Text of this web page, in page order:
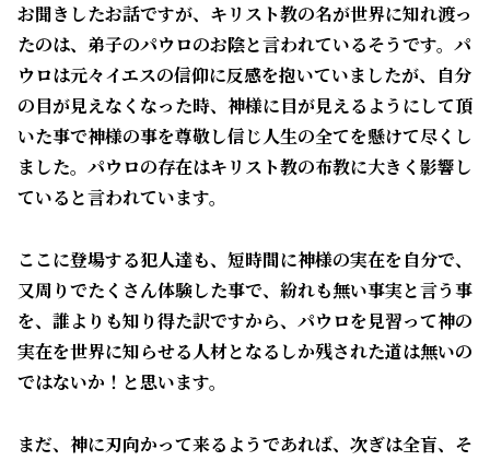
お聞きしたお話ですが、キリスト教の名が世界に知れ渡っ
たのは、弟子のパウロのお陰と言われているそうです。パ
ウロは元々イエスの信仰に反感を抱いていましたが、自分
の目が見えなくなった時、神様に目が見えるようにして頂
いた事で神様の事を尊敬し信じ人生の全てを懸けて尽くし
ました。パウロの存在はキリスト教の布教に大きく影響し
ていると言われています。
ここに登場する犯人達も、短時間に神様の実在を自分で、
又周りでたくさん体験した事で、紛れも無い事実と言う事
を、誰よりも知り得た訳ですから、パウロを見習って神の
実在を世界に知らせる人材となるしか残された道は無いの
ではないか！と思います。
まだ、神に刃向かって来るようであれば、次ぎは全盲、そ